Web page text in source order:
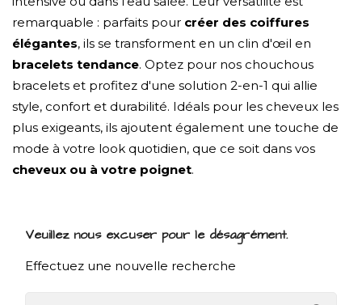
remarquable : parfaits pour créer des coiffures
élégantes, ils se transforment en un clin d'œil en
bracelets tendance. Optez pour nos chouchous
bracelets et profitez d'une solution 2-en-1 qui allie
style, confort et durabilité. Idéals pour les cheveux les
plus exigeants, ils ajoutent également une touche de
mode à votre look quotidien, que ce soit dans vos
cheveux ou à votre poignet.
Veuillez nous excuser pour le désagrément.
Effectuez une nouvelle recherche